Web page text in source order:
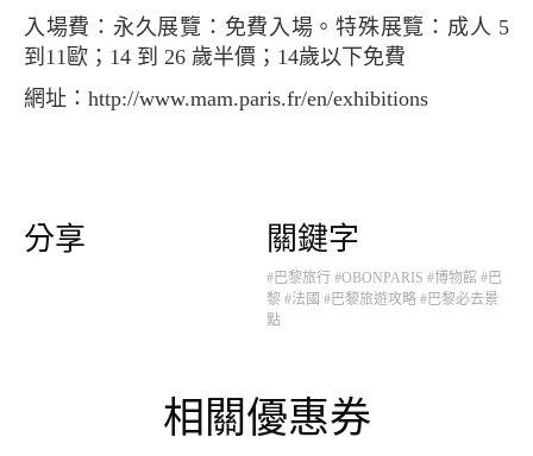
入場費：永久展覽：免費入場。特殊展覽：成人 5
到11歐；14 到 26 歲半價；14歲以下免費
網址：http://www.mam.paris.fr/en/exhibitions
分享 關鍵字
#巴黎旅行 #OBONPARIS #博物館 #巴
黎 #法國 #巴黎旅遊攻略 #巴黎必去景
點
相關優惠券